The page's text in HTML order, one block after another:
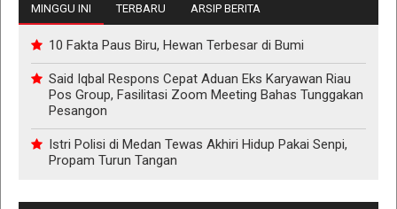
MINGGU INI TERBARU ARSIP BERITA
10 Fakta Paus Biru, Hewan Terbesar di Bumi
Said Iqbal Respons Cepat Aduan Eks Karyawan Riau
Pos Group, Fasilitasi Zoom Meeting Bahas Tunggakan
Pesangon
Istri Polisi di Medan Tewas Akhiri Hidup Pakai Senpi,
Propam Turun Tangan